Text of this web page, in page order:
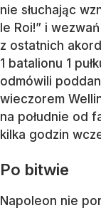
nie słuchając
le Roi!” i
z ostatnich
1 batalionu 1
odmówili
wieczorem
na południe od
kilka godzin
Po bitwie
Napoleon nie